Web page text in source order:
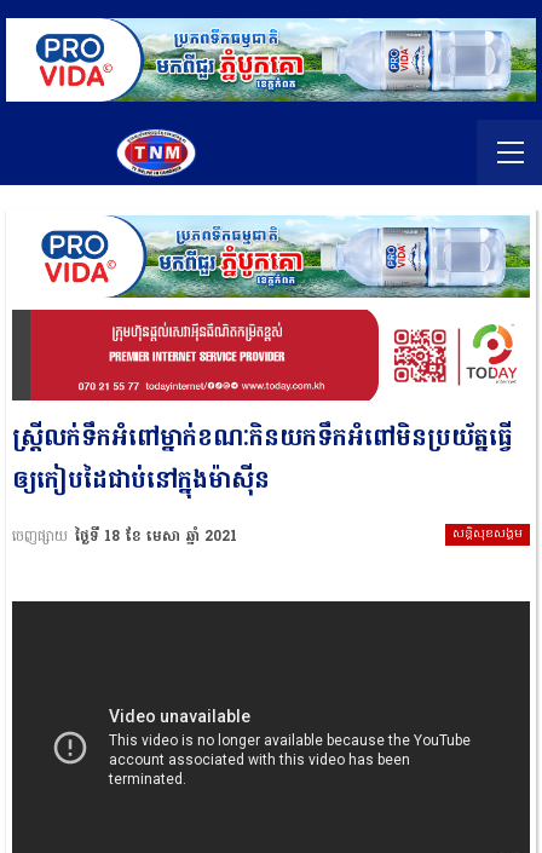
ស្ត្រីលក់ទឹកអំពៅម្នាក់ខណៈកិនយកទឹកអំពៅមិនប្រយ័ត្នធ្វើ
ឲ្យកៀបដៃជាប់នៅក្នុងម៉ាសុីន
សន្តិសុខសង្គម
ចេញផ្សាយ ថ្ងៃទី 18 ខែ មេសា ឆ្នាំ 2021